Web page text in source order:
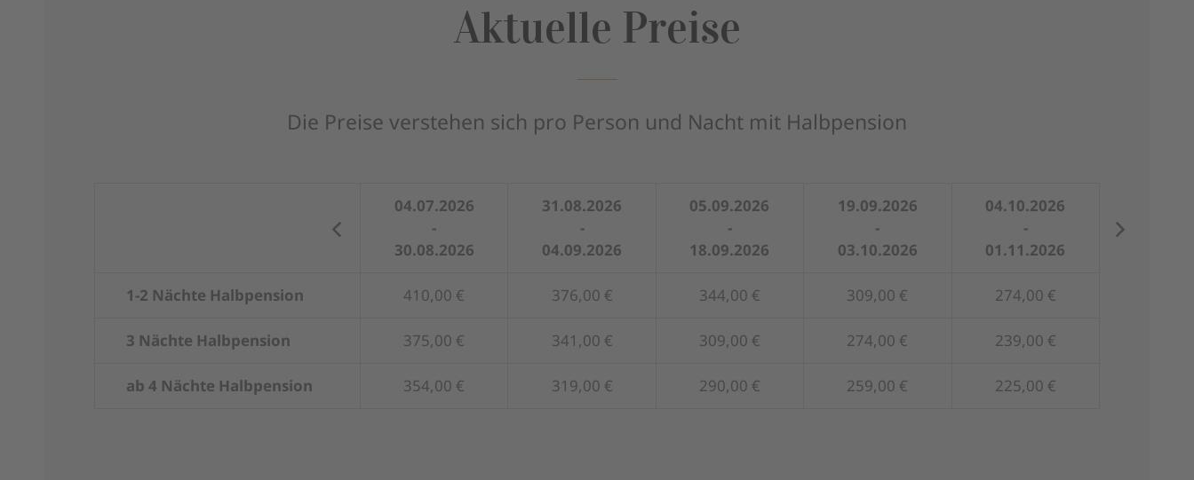
Aktuelle Preise
Die Preise verstehen sich pro Person und Nacht mit Halbpension
1-2 Nächte Halbpension
3 Nächte Halbpension
ab 4 Nächte Halbpension
04.07.2026
-
30.08.2026
410,00 €
375,00 €
354,00 €
31.08.2026
-
04.09.2026
376,00 €
341,00 €
319,00 €
05.09.2026
-
18.09.2026
344,00 €
309,00 €
290,00 €
19.09.2026
-
03.10.2026
309,00 €
274,00 €
259,00 €
04.10.2026
-
01.11.2026
274,00 €
239,00 €
225,00 €